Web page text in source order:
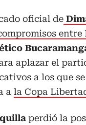
oficial de
aplazar el
a los que
a la Copa
perdió la